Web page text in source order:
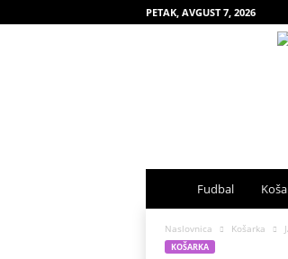
PETAK, AVGUST 7, 2026
p
Fudbal
Naslovnica Košarka
KOŠARKA